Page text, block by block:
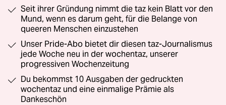
Seit ihrer Gründung nimmt die taz kein Blatt vor den
Mund, wenn es darum geht, für die Belange von
queeren Menschen einzustehen
Unser Pride-Abo bietet dir diesen taz-Journalismus
jede Woche neu in der wochentaz, unserer
progressiven Wochenzeitung
Du bekommst 10 Ausgaben der gedruckten
wochentaz und eine einmalige Prämie als
Dankeschön